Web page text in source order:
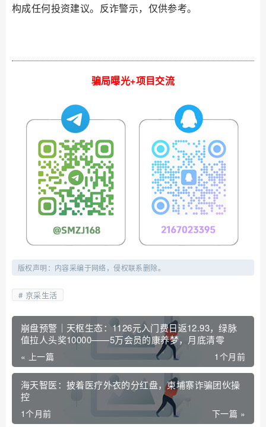
构成任何投资建议。反诈警示，仅供参考。
骗局曝光+项目交流
版权声明：内容采编于网络，侵权联系删除。
京采生活
崩盘预警｜天枢生态：1126元入门费日返12.93，绿脉
值拉人头奖10000——5万会员的康养梦，月底清零
« 上一篇 1个月前
海天智医：披着医疗外衣的分红盘，柬埔寨诈骗团伙操
控
下一篇 »
1个月前